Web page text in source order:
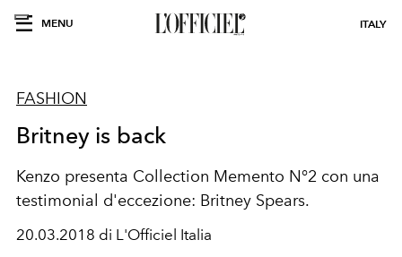
MENU ITALY
FASHION
Britney is back
Kenzo presenta Collection Memento N°2 con una
testimonial d'eccezione: Britney Spears.
20.03.2018 di L'Officiel Italia